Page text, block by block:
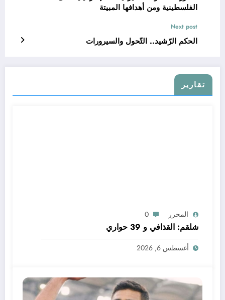
الفلسطينية ومن أهدافها المبيتة
Next post
الحكم الرّشيد.. التّحول والسيرورات
تقارير
المحرر 0
شلقم: القذافي و 39 حواري
أغسطس 6, 2026